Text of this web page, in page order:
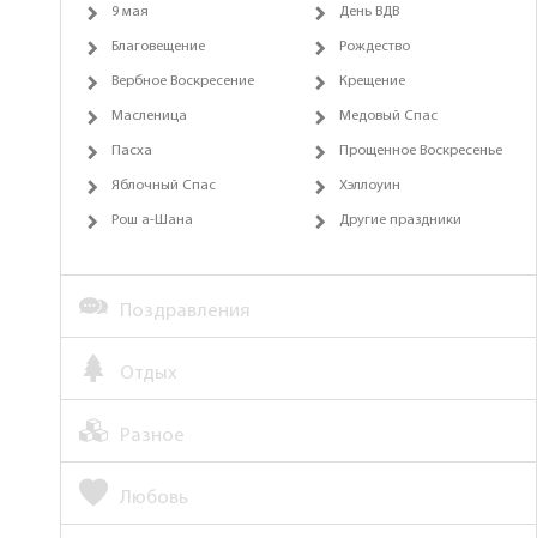
9 мая День ВДВ
Благовещение Рождество
Вербное Воскресение Крещение
Масленица Медовый Спас
Пасха Прощенное Воскресенье
Яблочный Спас Хэллоуин
Рош а-Шана Другие праздники
Поздравления
Отдых
Разное
Любовь